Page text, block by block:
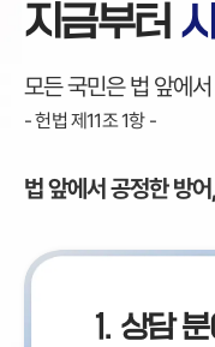
지금부터
모든 국민은 법 앞에
- 헌법 제11조 1항 -
법 앞에서 공정한 방어,
1. 상담